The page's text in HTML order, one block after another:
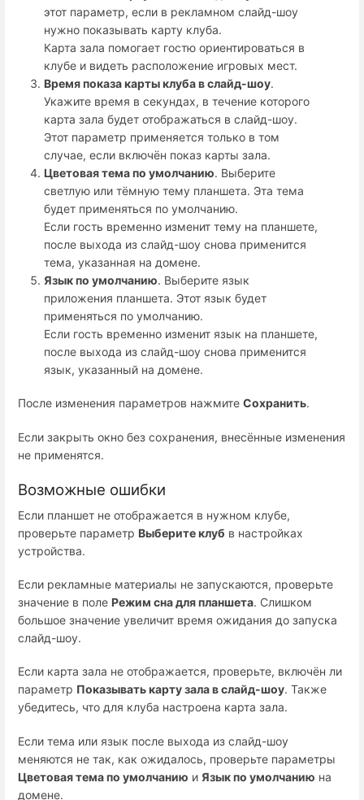
этот параметр, если в рекламном слайд-шоу
нужно показывать карту клуба.
Карта зала помогает гостю ориентироваться в
клубе и видеть расположение игровых мест.
Время показа карты клуба в слайд-шоу.
Укажите время в секундах, в течение которого
карта зала будет отображаться в слайд-шоу.
Этот параметр применяется только в том
случае, если включён показ карты зала.
Цветовая тема по умолчанию. Выберите
светлую или тёмную тему планшета. Эта тема
будет применяться по умолчанию.
Если гость временно изменит тему на планшете,
после выхода из слайд-шоу снова применится
тема, указанная на домене.
Язык по умолчанию. Выберите язык
приложения планшета. Этот язык будет
применяться по умолчанию.
Если гость временно изменит язык на планшете,
после выхода из слайд-шоу снова применится
язык, указанный на домене.
После изменения параметров нажмите Сохранить.
Если закрыть окно без сохранения, внесённые изменения
не применятся.
Возможные ошибки
Если планшет не отображается в нужном клубе,
проверьте параметр Выберите клуб в настройках
устройства.
Если рекламные материалы не запускаются, проверьте
значение в поле Режим сна для планшета. Слишком
большое значение увеличит время ожидания до запуска
слайд-шоу.
Если карта зала не отображается, проверьте, включён ли
параметр Показывать карту зала в слайд-шоу. Также
убедитесь, что для клуба настроена карта зала.
Если тема или язык после выхода из слайд-шоу
меняются не так, как ожидалось, проверьте параметры
Цветовая тема по умолчанию и Язык по умолчанию на
домене.